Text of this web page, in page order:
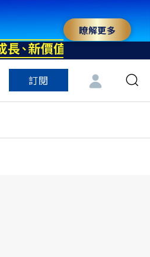
瞭解更多
訂閱
特色頻道